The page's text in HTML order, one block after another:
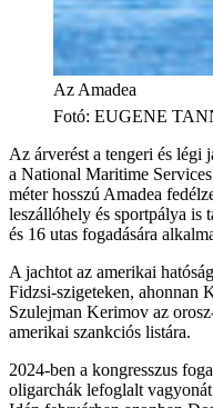
Az Amadea
Fotó: EUGENE
Az árverést a tengeri és
a National Maritime
méter hosszú Amadea
leszállóhely és sportpálya is
és 16 utas fogadására
A jachtot az amerikai
Fidzsi-szigeteken, ahonnan
Szulejman Kerimov az
amerikai szankciós listára.
2024-ben a kongresszus
oligarchák lefoglalt